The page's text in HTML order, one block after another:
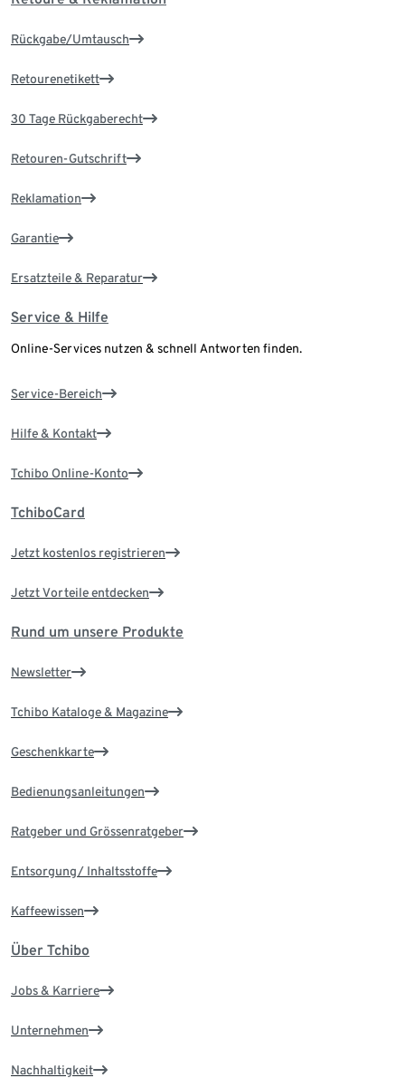
Rückgabe/Umtausch
Retourenetikett
30 Tage Rückgaberecht
Retouren-Gutschrift
Reklamation
Garantie
Ersatzteile & Reparatur
Service & Hilfe
Online-Services nutzen & schnell Antworten finden.
Service-Bereich
Hilfe & Kontakt
Tchibo Online-Konto
TchiboCard
Jetzt kostenlos registrieren
Jetzt Vorteile entdecken
Rund um unsere Produkte
Newsletter
Tchibo Kataloge & Magazine
Geschenkkarte
Bedienungsanleitungen
Ratgeber und Grössenratgeber
Entsorgung/ Inhaltsstoffe
Kaffeewissen
Über Tchibo
Jobs & Karriere
Unternehmen
Nachhaltigkeit